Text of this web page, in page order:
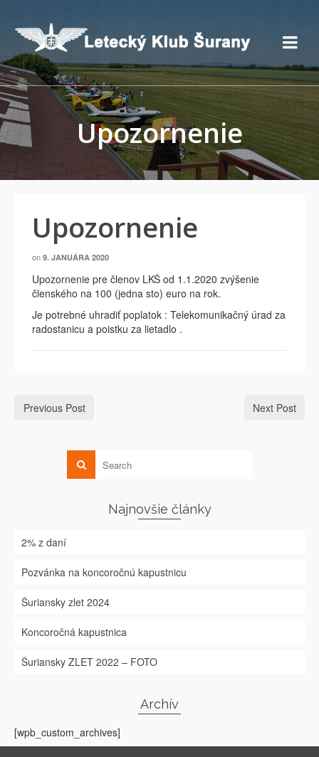
Upozornenie
Upozornenie
on 9. JANUÁRA 2020
Upozornenie pre členov LKŠ od 1.1.2020 zvýšenie
členského na 100 (jedna sto) euro na rok.
Je potrebné uhradiť poplatok : Telekomunikačný úrad za
radostanicu a poistku za lietadlo .
Previous Post Next Post
Najnovšie články
2% z daní
Pozvánka na koncoročnú kapustnicu
Šuriansky zlet 2024
Koncoročná kapustnica
Šuriansky ZLET 2022 – FOTO
Archív
[wpb_custom_archives]